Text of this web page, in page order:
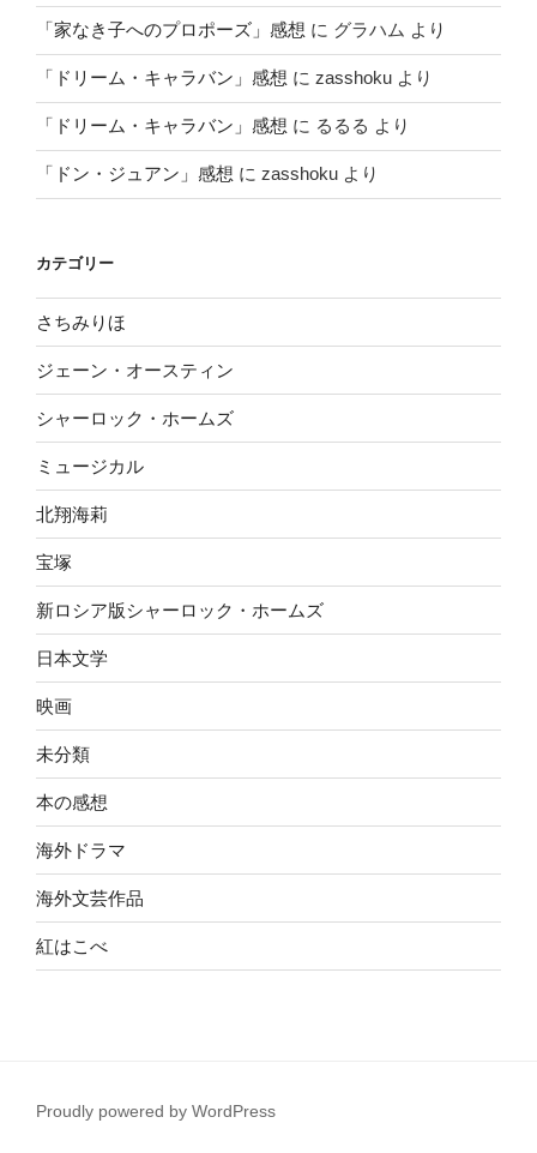
「家なき子へのプロポーズ」感想 に グラハム より
「ドリーム・キャラバン」感想 に zasshoku より
「ドリーム・キャラバン」感想 に るるる より
「ドン・ジュアン」感想 に zasshoku より
カテゴリー
さちみりほ
ジェーン・オースティン
シャーロック・ホームズ
ミュージカル
北翔海莉
宝塚
新ロシア版シャーロック・ホームズ
日本文学
映画
未分類
本の感想
海外ドラマ
海外文芸作品
紅はこべ
Proudly powered by WordPress